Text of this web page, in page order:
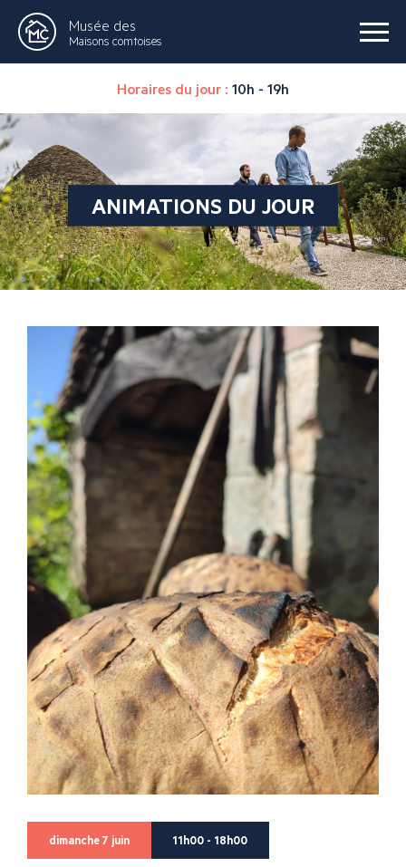
Musée des
Maisons comtoises
Horaires du jour : 10h - 19h
ANIMATIONS DU JOUR
dimanche 7 juin 11h00 - 18h00